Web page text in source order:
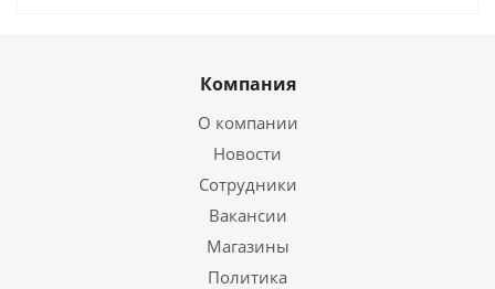
Компания
О компании
Новости
Сотрудники
Вакансии
Магазины
Политика